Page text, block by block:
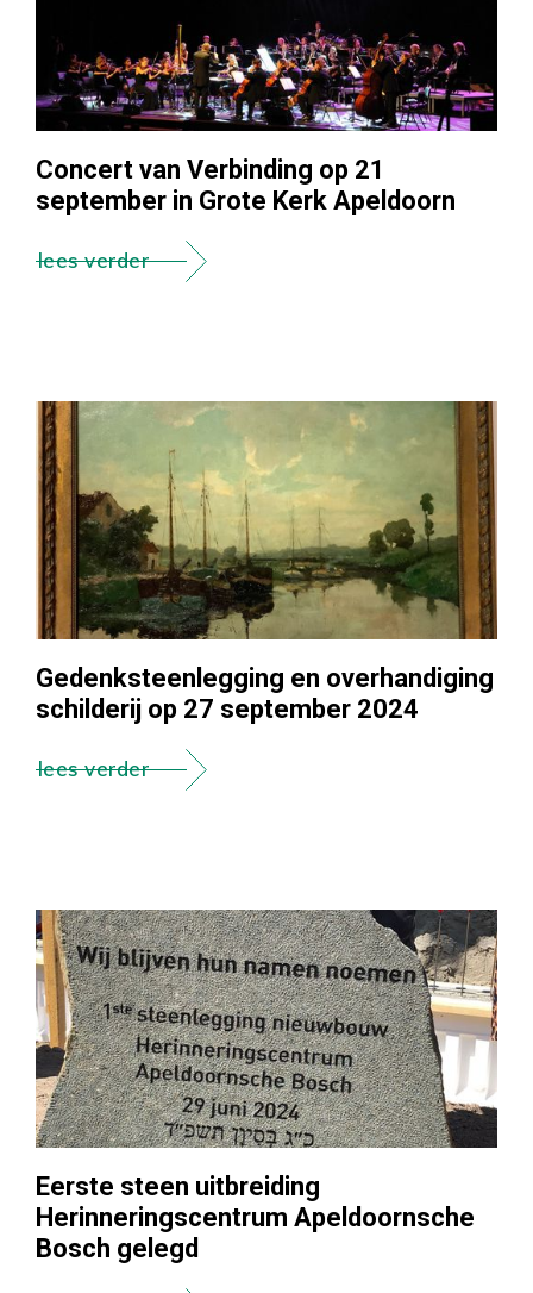
Concert van Verbinding op 21
september in Grote Kerk Apeldoorn
lees verder
Gedenksteenlegging en overhandiging
schilderij op 27 september 2024
lees verder
Eerste steen uitbreiding
Herinneringscentrum Apeldoornsche
Bosch gelegd